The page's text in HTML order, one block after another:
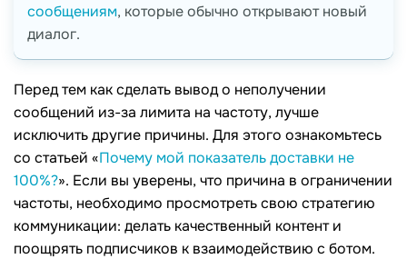
сообщениям, которые обычно открывают новый
диалог.
Перед тем как сделать вывод о неполучении
сообщений из-за лимита на частоту, лучше
исключить другие причины. Для этого ознакомьтесь
со статьей «Почему мой показатель доставки не
100%?». Если вы уверены, что причина в ограничении
частоты, необходимо просмотреть свою стратегию
коммуникации: делать качественный контент и
поощрять подписчиков к взаимодействию с ботом.